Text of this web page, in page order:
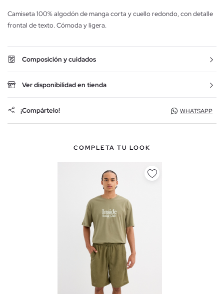
Camiseta 100% algodón de manga corta y cuello redondo, con detalle
frontal de texto. Cómoda y ligera.
Composición y cuidados
Ver disponibilidad en tienda
¡Compártelo! WHATSAPP
COMPLETA TU LOOK